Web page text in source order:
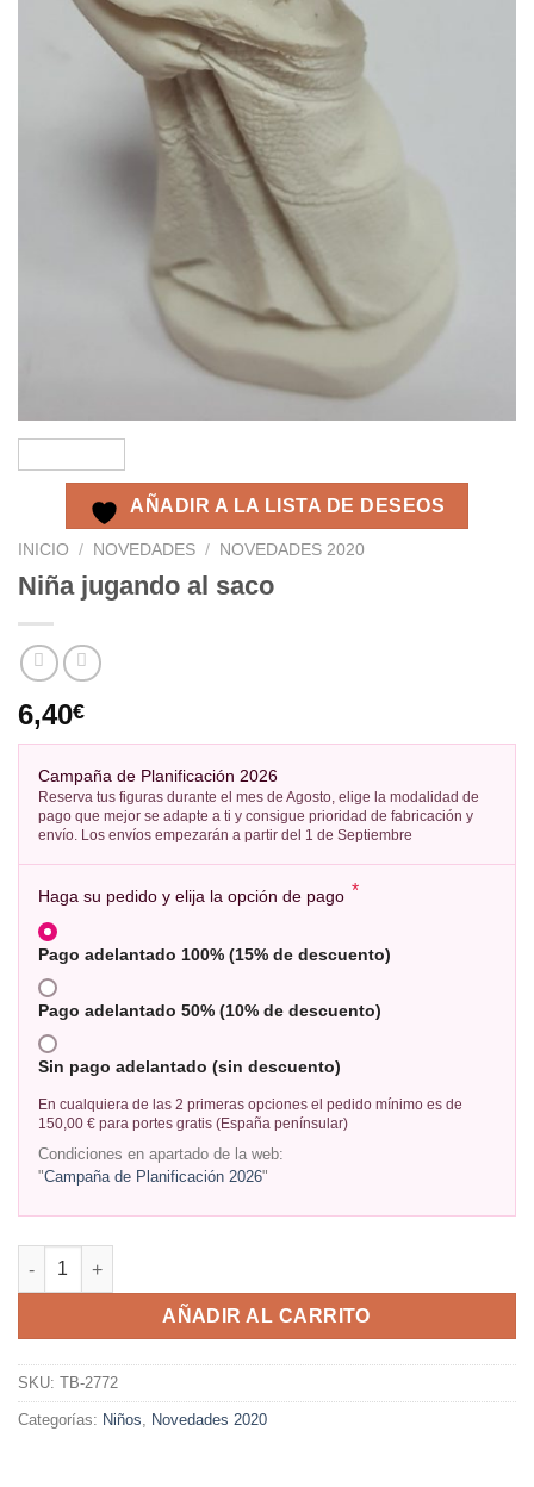
AÑADIR A LA LISTA DE DESEOS
INICIO / NOVEDADES / NOVEDADES 2020
Niña jugando al saco
6,40€
Campaña de Planificación 2026
Reserva tus figuras durante el mes de Agosto, elige la modalidad de
pago que mejor se adapte a ti y consigue prioridad de fabricación y
envío. Los envíos empezarán a partir del 1 de Septiembre
Haga su pedido y elija la opción de pago *
Pago adelantado 100% (15% de descuento)
Pago adelantado 50% (10% de descuento)
Sin pago adelantado (sin descuento)
En cualquiera de las 2 primeras opciones el pedido mínimo es de
150,00 € para portes gratis (España penínsular)
Condiciones en apartado de la web:
"Campaña de Planificación 2026"
AÑADIR AL CARRITO
SKU: TB-2772
Categorías: Niños, Novedades 2020